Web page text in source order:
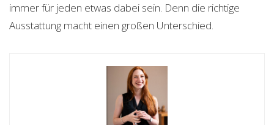
immer für jeden etwas dabei sein. Denn die richtige
Ausstattung macht einen großen Unterschied.